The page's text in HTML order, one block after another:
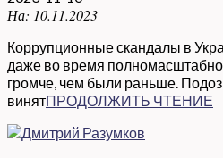
На: 10.11.2023
Коррупционные скандалы в
даже во время
громче, чем были раньше.
винятПРОДОЛЖИТЬ ЧТЕНИЕ